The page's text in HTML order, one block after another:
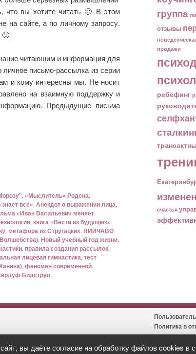
вы хотите читать 🙂 В этом
на сайте, а по личному запросу.
читающим и информация для
личное письмо-рассылка из серии
и кому интересны мы. Не носит
на взаимную поддержку и
Предыдущие письма
, «Мыслитель» Родена,
знает все», Анекдот о выражении лица,
«Иван Васильевич меняет
, книга «Вести из будущего.
, метафора из Стругацких, НИИЧАВО
, Новый учебный год жизни,
, правила создания рассылок,
лицевая гимнастика, тест
, феномен современной
Бидструп
группа
отзывы
продажи
ребефинг
счастья
Политика в
вы даёте согласие на обработку файлов cookies в